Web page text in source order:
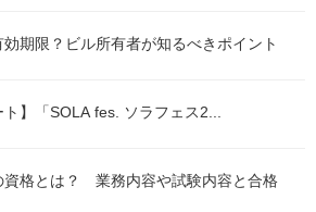
期限？ビル所有者が知るべきポイント
ト】「SOLA fes. ソラフェス2...
資格とは？ 業務内容や試験内容と合格